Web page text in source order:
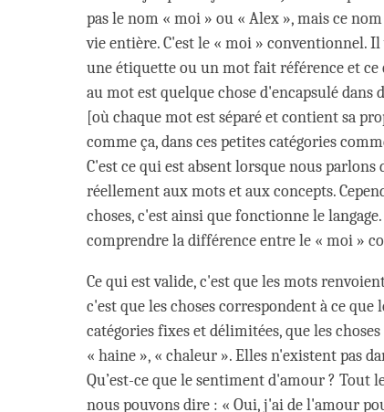
pas le nom « moi » ou « Alex », mais ce
vie entière. C'est le « moi » conventionnel.
une étiquette ou un mot fait référence et
au mot est quelque chose d'encapsulé
[où chaque mot est séparé et contient sa
comme ça, dans ces petites catégories
C'est ce qui est absent lorsque nous
réellement aux mots et aux concepts.
choses, c'est ainsi que fonctionne le
comprendre la différence entre le « moi »
Ce qui est valide, c'est que les mots
c'est que les choses correspondent à ce
catégories fixes et délimitées, que les
« haine », « chaleur ». Elles n'existent pas
Qu’est-ce que le sentiment d'amour ? Tout
nous pouvons dire : « Oui, j'ai de l'amour